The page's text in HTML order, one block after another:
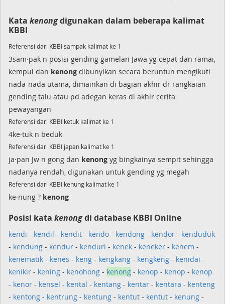
Kata kenongdigunakan dalam beberapa kalimat
KBBI
Referensi dari KBBI sampak kalimat ke 1
3sam·pak n posisi gending gamelan Jawa yg cepat dan ramai,
kempul dan kenong dibunyikan secara beruntun mengikuti
nada-nada utama, dimainkan di bagian akhir dr rangkaian
gending talu atau pd adegan keras di akhir cerita
pewayangan
Referensi dari KBBI ketuk kalimat ke 1
4ke·tuk n beduk
Referensi dari KBBI japan kalimat ke 1
ja·pan Jw n gong dan kenong yg bingkainya sempit sehingga
nadanya rendah, digunakan untuk gending yg megah
Referensi dari KBBI kenung kalimat ke 1
ke·nung ? kenong
Posisi kata kenongdi database KBBI Online
kendi - kendil - kendit - kendo - kendong - kendor - kenduduk
- kendung - kendur - kenduri - kenek - keneker - kenem -
kenematik - kenes - keng - kengkang - kengkeng - kenidai -
kenikir - kening - kenohong - kenong - kenop - kenop - kenop
- kenor - kensel - kental - kentang - kentar - kentara - kenteng
- kentong - kentrung - kentung - kentut - kentut - kenung -